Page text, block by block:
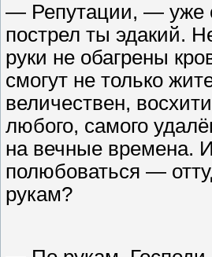
— Репутации, — уже
пострел ты эдакий.
руки не обагрены
смогут не только
величествен,
любого, самого
на вечные времена.
полюбоваться —
рукам?